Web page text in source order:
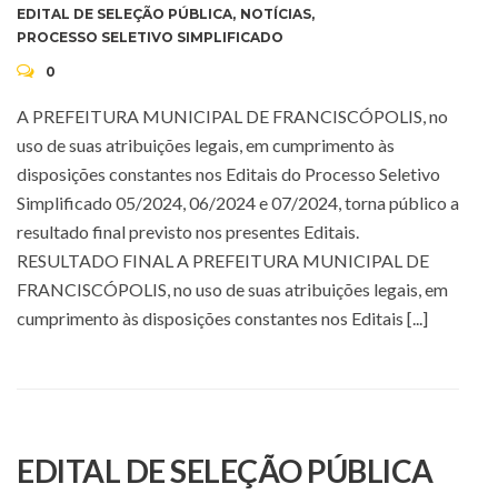
EDITAL DE SELEÇÃO PÚBLICA, NOTÍCIAS,
PROCESSO SELETIVO SIMPLIFICADO
0
A PREFEITURA MUNICIPAL DE FRANCISCÓPOLIS, no
uso de suas atribuições legais, em cumprimento às
disposições constantes nos Editais do Processo Seletivo
Simplificado 05/2024, 06/2024 e 07/2024, torna público a
resultado final previsto nos presentes Editais.
RESULTADO FINAL A PREFEITURA MUNICIPAL DE
FRANCISCÓPOLIS, no uso de suas atribuições legais, em
cumprimento às disposições constantes nos Editais [...]
EDITAL DE SELEÇÃO PÚBLICA